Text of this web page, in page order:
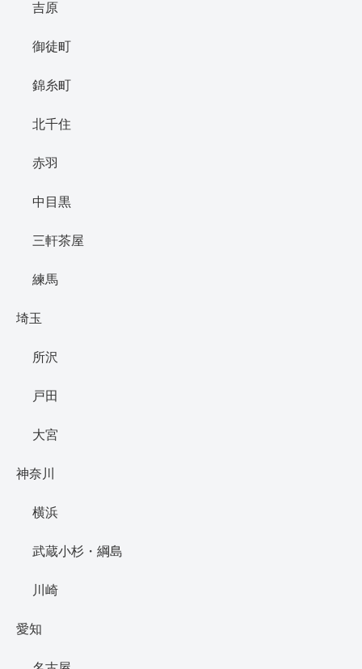
吉原
御徒町
錦糸町
北千住
赤羽
中目黒
三軒茶屋
練馬
埼玉
所沢
戸田
大宮
神奈川
横浜
武蔵小杉・綱島
川崎
愛知